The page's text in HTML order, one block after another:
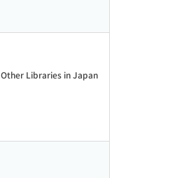
Other Libraries in Japan